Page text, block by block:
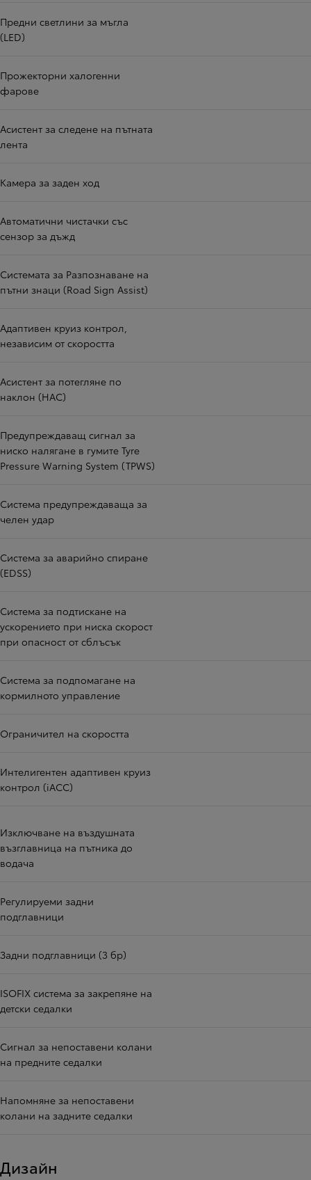
Предни светлини за мъгла
(LED)
Прожекторни халогенни
фарове
Асистент за следене на пътната
лента
Камера за заден ход
Автоматични чистачки със
сензор за дъжд
Системата за Разпознаване на
пътни знаци (Road Sign Assist)
Адаптивен круиз контрол,
независим от скоростта
Асистент за потегляне по
наклон (HAC)
Предупреждаващ сигнал за
ниско налягане в гумите Tyre
Pressure Warning System (TPWS)
Система предупреждаваща за
челен удар
Система за аварийно спиране
(EDSS)
Система за подтискане на
ускорението при ниска скорост
при опасност от сблъсък
Система за подпомагане на
кормилното управление
Ограничител на скоростта
Интелигентен адаптивен круиз
контрол (iACC)
Изключване на въздушната
възглавница на пътника до
водача
Регулируеми задни
подглавници
Задни подглавници (3 бр)
ISOFIX система за закрепяне на
детски седалки
Сигнал за непоставени колани
на предните седалки
Напомняне за непоставени
колани на задните седалки
Дизайн